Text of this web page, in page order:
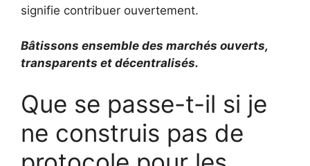
signifie contribuer ouvertement.
Bâtissons ensemble des marchés ouverts,
transparents et décentralisés.
Que se passe-t-il si je
ne construis pas de